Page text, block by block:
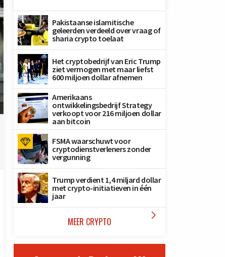
Pakistaanse islamitische
geleerden verdeeld over vraag of
sharia crypto toelaat
Het cryptobedrijf van Eric Trump
ziet vermogen met maar liefst
600 miljoen dollar afnemen
Amerikaans
ontwikkelingsbedrijf Strategy
verkoopt voor 216 miljoen dollar
aan bitcoin
FSMA waarschuwt voor
cryptodienstverleners zonder
vergunning
Trump verdient 1,4 miljard dollar
met crypto-initiatieven in één
jaar
MEER CRYPTO 